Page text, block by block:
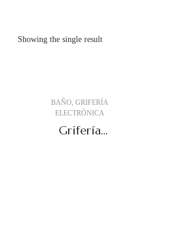
Showing the single result
BAÑO, GRIFERÍA
ELECTRÓNICA
Grifería